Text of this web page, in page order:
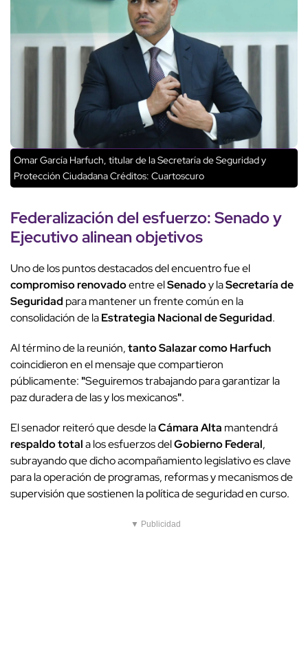
Omar García Harfuch, titular de la Secretaría de Seguridad y
Protección CiudadanaCréditos: Cuartoscuro
Federalización del esfuerzo:Senadoy
Ejecutivo alinean objetivos
Uno de los puntos destacados del encuentro fue el
compromiso renovadoentre elSenadoy laSecretaría de
Seguridad para mantener un frente común en la
consolidación de laEstrategia Nacional de Seguridad.
Al término de la reunión,tanto Salazar como Harfuch
coincidieron en el mensaje que compartieron
públicamente: "Seguiremos trabajando para garantizar la
paz duradera de las y los mexicanos".
El senador reiteró que desde laCámara Alta mantendrá
respaldo totala los esfuerzos delGobierno Federal,
subrayando que dicho acompañamiento legislativo es clave
para la operación de programas, reformas y mecanismos de
supervisión que sostienen la política de seguridad en curso.
▼ Publicidad